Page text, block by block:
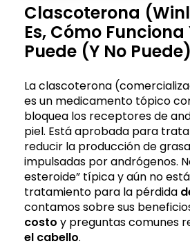
Clascoterona
Es, Cómo Funciona
Puede (y No
La clascoterona
es un medicamento tópico
bloquea los receptores de
piel. Está aprobada para
reducir la producción de
impulsadas por andrógenos.
esteroide” típica y aún no
tratamiento para la pérdida
contamos sobre sus
costo y preguntas comunes
el cabello.